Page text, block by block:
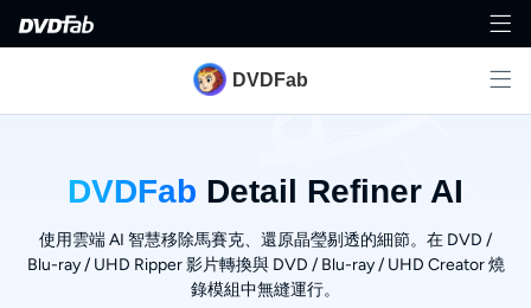
DVDFab
DVDFab Detail Refiner AI
使用雲端 AI 智慧移除馬賽克、還原晶瑩剔透的細節。在 DVD /
Blu-ray / UHD Ripper 影片轉換與 DVD / Blu-ray / UHD Creator 燒
錄模組中無縫運行。